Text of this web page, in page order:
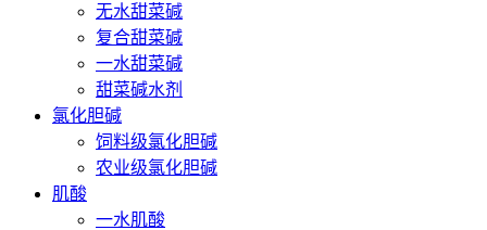
无水甜菜碱
复合甜菜碱
一水甜菜碱
甜菜碱水剂
氯化胆碱
饲料级氯化胆碱
农业级氯化胆碱
肌酸
一水肌酸